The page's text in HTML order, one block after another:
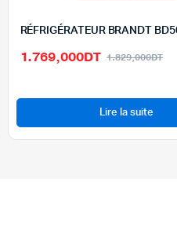
1.829,000DTLe
1.769,000DT
Le
Lire la suite